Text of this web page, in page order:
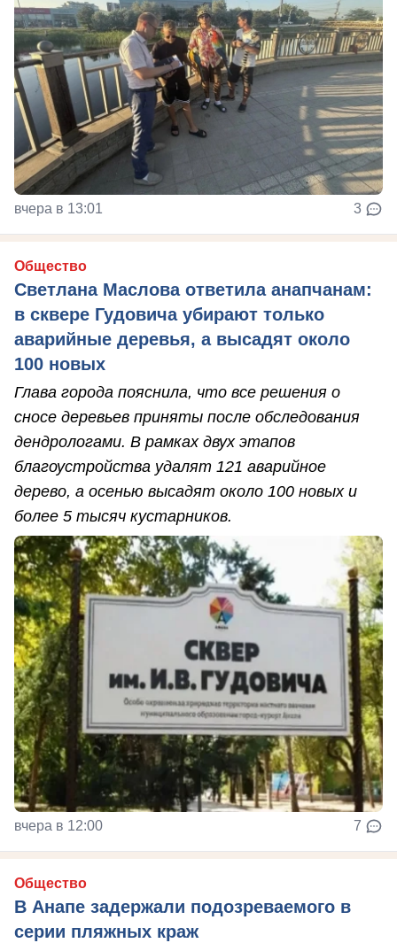
вчера в 13:01 3
Общество
Светлана Маслова ответила анапчанам:
в сквере Гудовича убирают только
аварийные деревья, а высадят около
100 новых
Глава города пояснила, что все решения о
сносе деревьев приняты после обследования
дендрологами. В рамках двух этапов
благоустройства удалят 121 аварийное
дерево, а осенью высадят около 100 новых и
более 5 тысяч кустарников.
вчера в 12:00 7
Общество
В Анапе задержали подозреваемого в
серии пляжных краж